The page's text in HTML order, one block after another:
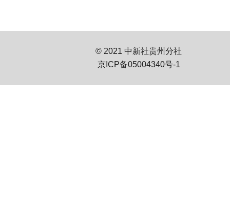
© 2021 中新社贵州分社
京ICP备05004340号-1